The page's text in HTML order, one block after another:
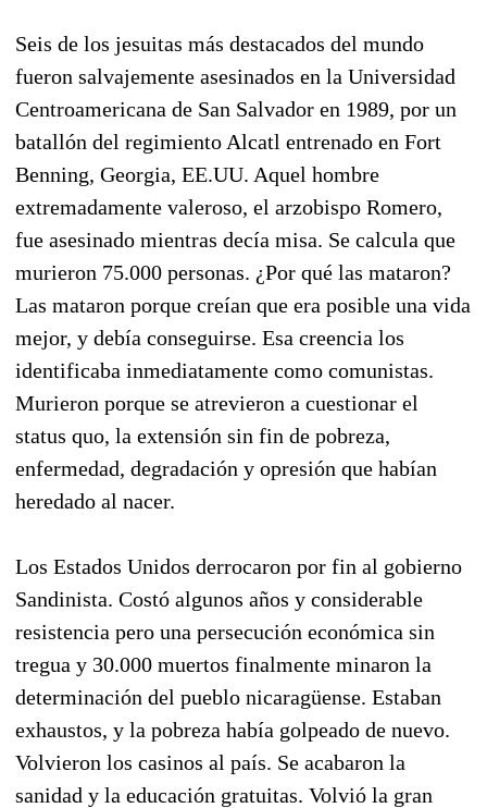
Seis de los jesuitas más destacados del mundo
fueron salvajemente asesinados en la Universidad
Centroamericana de San Salvador en 1989, por un
batallón del regimiento Alcatl entrenado en Fort
Benning, Georgia, EE.UU. Aquel hombre
extremadamente valeroso, el arzobispo Romero,
fue asesinado mientras decía misa. Se calcula que
murieron 75.000 personas. ¿Por qué las mataron?
Las mataron porque creían que era posible una vida
mejor, y debía conseguirse. Esa creencia los
identificaba inmediatamente como comunistas.
Murieron porque se atrevieron a cuestionar el
status quo, la extensión sin fin de pobreza,
enfermedad, degradación y opresión que habían
heredado al nacer.
Los Estados Unidos derrocaron por fin al gobierno
Sandinista. Costó algunos años y considerable
resistencia pero una persecución económica sin
tregua y 30.000 muertos finalmente minaron la
determinación del pueblo nicaragüense. Estaban
exhaustos, y la pobreza había golpeado de nuevo.
Volvieron los casinos al país. Se acabaron la
sanidad y la educación gratuitas. Volvió la gran